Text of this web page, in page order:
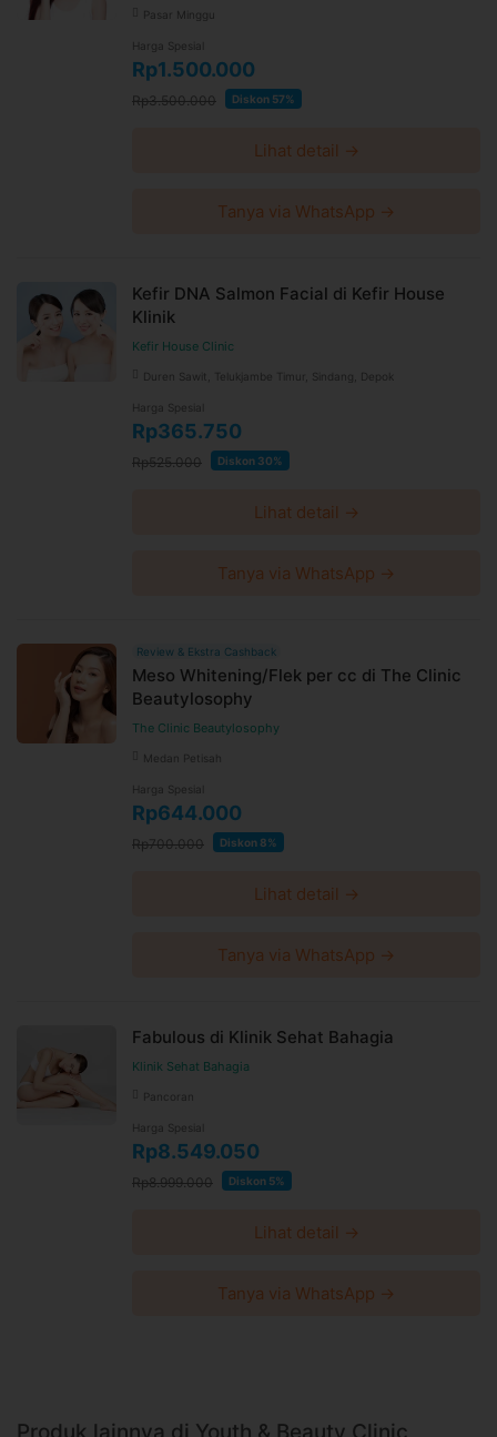
Pasar Minggu
Harga Spesial
Rp1.500.000
Rp3.500.000 Diskon 57%
Lihat detail →
Tanya via WhatsApp →
Kefir DNA Salmon Facial di Kefir House
Klinik
Kefir House Clinic
Duren Sawit, Telukjambe Timur, Sindang, Depok
Harga Spesial
Rp365.750
Rp525.000 Diskon 30%
Lihat detail →
Tanya via WhatsApp →
Review & Ekstra Cashback
Meso Whitening/Flek per cc di The Clinic
Beautylosophy
The Clinic Beautylosophy
Medan Petisah
Harga Spesial
Rp644.000
Rp700.000 Diskon 8%
Lihat detail →
Tanya via WhatsApp →
Fabulous di Klinik Sehat Bahagia
Klinik Sehat Bahagia
Pancoran
Harga Spesial
Rp8.549.050
Rp8.999.000 Diskon 5%
Lihat detail →
Tanya via WhatsApp →
Produk lainnya di Youth & Beauty Clinic